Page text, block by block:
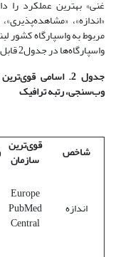
غنی» بهترین عملکرد
«اندازه»،
مربوط به واسپارگاه کشور
واسپارگاه‌ها در جدول2 قابل مشاهده‌است.
جدول 2. اسامی قوی
وبسنجی، رتبه ترافیک
شاخص قویترین
سازمان
اندازه
Europe
PubMed
Central